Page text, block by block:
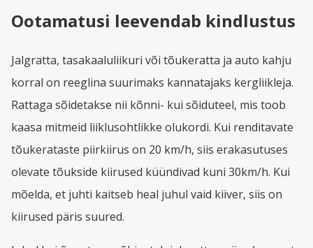
Ootamatusi leevendab kindlustus
Jalgratta, tasakaaluliikuri või tõukeratta ja auto kahju
korral on reeglina suurimaks kannatajaks kergliikleja.
Rattaga sõidetakse nii kõnni- kui sõiduteel, mis toob
kaasa mitmeid liiklusohtlikke olukordi. Kui renditavate
tõukerataste piirkiirus on 20 km/h, siis erakasutuses
olevate tõukside kiirused küündivad kuni 30km/h. Kui
mõelda, et juhti kaitseb heal juhul vaid kiiver, siis on
kiirused päris suured.